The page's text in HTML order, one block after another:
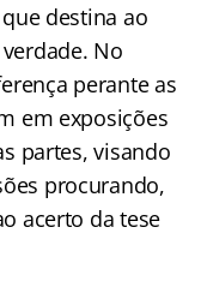
destina ao
No
perante as
em exposições
partes, visando
procurando,
acerto da tese